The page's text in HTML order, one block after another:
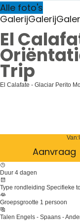
Alle foto's
GalerijGalerij
El
Trip
El Calafate - Glaciar Perito
Van:
Aanvraag
Duur 4 dagen
Type rondleiding Specifieke
Groepsgrootte 1 persoon
Talen Engels - Spaans -